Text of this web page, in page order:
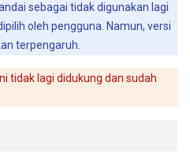
sebagai tidak digunakan lagi
oleh pengguna. Namun, versi
terpengaruh.
tidak lagi didukung dan sudah